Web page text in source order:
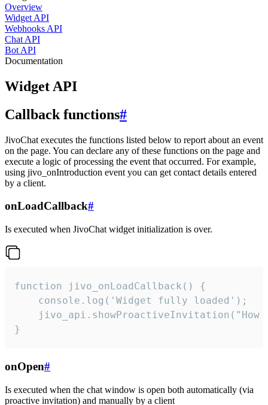
Overview
Widget API
Webhooks API
Chat API
Bot API
Documentation
Widget API
Callback functions#
JivoChat executes the functions listed below to report about an event
on the page. You can declare any of these functions on the page and
execute a logic of processing the event that occurred. For example,
using jivo_onIntroduction event you can get contact details entered
by a client.
onLoadCallback#
Is executed when JivoChat widget initialization is over.
function jivo_onLoadCallback() {
    console.log('Widget fully loaded');
jivo_api.showProactiveInvitation("How
}
onOpen#
Is executed when the chat window is open both automatically (via
proactive invitation) and manually by a client